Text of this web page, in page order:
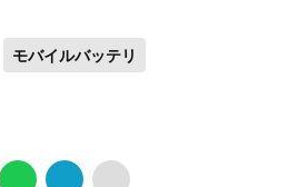
モバイルバッテリ